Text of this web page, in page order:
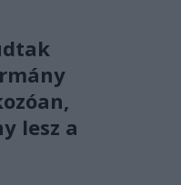
lesz a